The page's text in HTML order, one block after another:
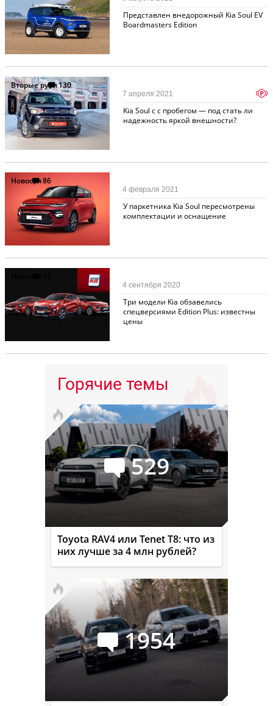
Представлен внедорожный Kia Soul EV
Boardmasters Edition
Вторые руки130
Kia Soul c с пробегом — под стать ли
надежность яркой внешности?
7 апреля 2021 p
Новости86
У паркетника Kia Soul пересмотрены
комплектации и оснащение
4 февраля 2021
Три модели Kia обзавелись
спецверсиями Edition Plus: известны
цены
4 сентября 2020
Горячие темы
529
Toyota RAV4 или Tenet T8: что из
них лучше за 4 млн рублей?
1954